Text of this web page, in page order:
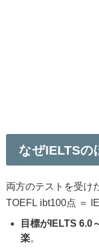
なぜIELTSの
両方のテストを受け
TOEFL ibt100点 ＝
目標がIELTS 6.0
楽